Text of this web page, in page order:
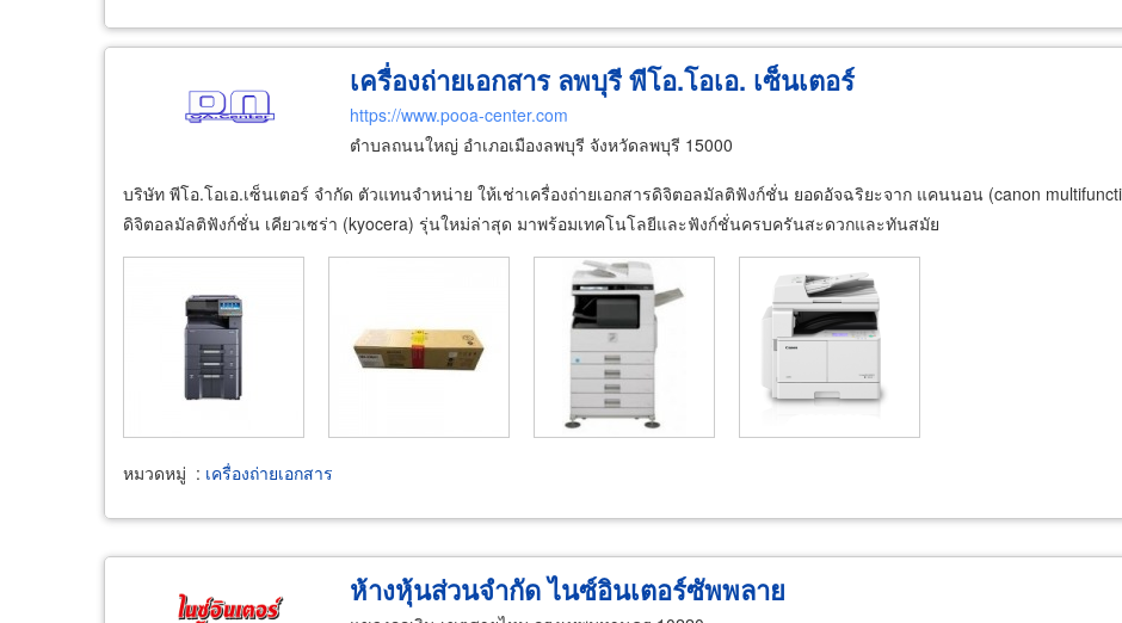
เครื่องถ่ายเอกสาร ลพบุรี พีโอ.โอเอ. เซ็นเตอร์
https://www.pooa-center.com
ตำบลถนนใหญ่ อำเภอเมืองลพบุรี จังหวัดลพบุรี 15000
บริษัท พีโอ.โอเอ.เซ็นเตอร์ จำกัด ตัวแทนจำหน่าย ให้เช่าเครื่องถ่ายเอกสารดิจิตอลมัลติฟังก์ชั่น ยอดอัจฉริยะจาก แคนนอน (canon
ดิจิตอลมัลติฟังก์ชั่น เคียวเซร่า (kyocera) รุ่นใหม่ล่าสุด มาพร้อมเทคโนโลยีและฟังก์ชั่นครบครันสะดวกและทันสมัย
หมวดหมู่ : เครื่องถ่ายเอกสาร
ห้างหุ้นส่วนจำกัด ไนซ์อินเตอร์ซัพพลาย